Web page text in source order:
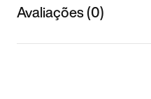
Avaliações (0)